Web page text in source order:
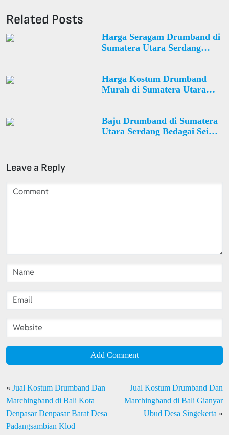
Related Posts
Harga Seragam Drumband di
Sumatera Utara Serdang
Harga Kostum Drumband
Murah di Sumatera Utara
Baju Drumband di Sumatera
Utara Serdang Bedagai Sei
Leave a Reply
Add Comment
« Jual Kostum Drumband Dan
Marchingband di Bali Kota
Denpasar Denpasar Barat Desa
Padangsambian Klod
Jual Kostum Drumband Dan
Marchingband di Bali Gianyar
Ubud Desa Singekerta »